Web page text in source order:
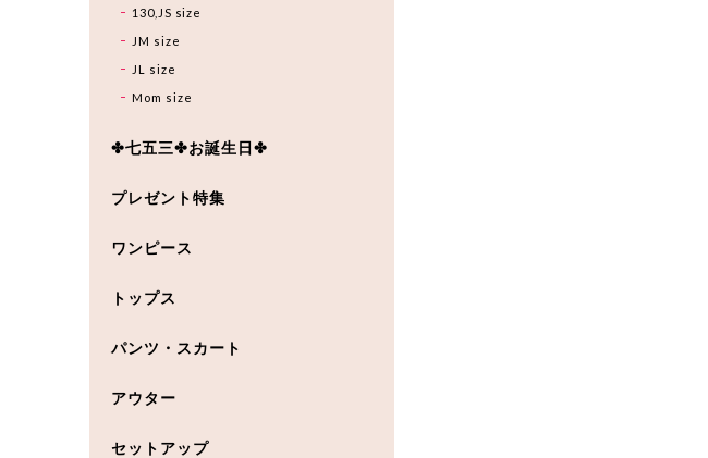
130,JS size
JM size
JL size
Mom size
✤七五三✤お誕生日✤
プレゼント特集
ワンピース
トップス
パンツ・スカート
アウター
セットアップ